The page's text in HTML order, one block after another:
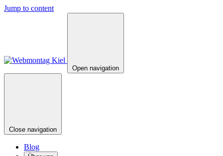
Jump to content
Open navigation
Close navigation
Blog